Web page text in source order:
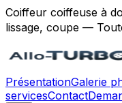
Coiffeur coiffeuse à
lissage, coupe —
PrésentationGalerie
servicesContact